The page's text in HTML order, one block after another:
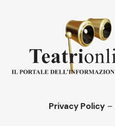
Privacy Policy –